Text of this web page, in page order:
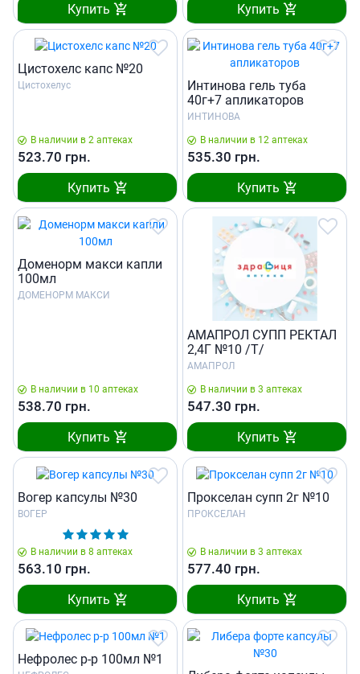
Купить Купить
Цистохелс капс №20
Цистохелус
В наличии в 2 аптеках
523.70 грн.
Купить
Интинова гель туба
40г+7 апликаторов
ИНТИНОВА
В наличии в 12 аптеках
535.30 грн.
Купить
Доменорм макси капли
100мл
ДОМЕНОРМ МАКСИ
В наличии в 10 аптеках
538.70 грн.
Купить
АМАПРОЛ СУПП РЕКТАЛ
2,4Г №10 /T/
АМАПРОЛ
В наличии в 3 аптеках
547.30 грн.
Купить
Вогер капсулы №30
ВОГЕР
В наличии в 8 аптеках
563.10 грн.
Купить
Прокселан супп 2г №10
ПРОКСЕЛАН
В наличии в 3 аптеках
577.40 грн.
Купить
Нефролес р-р 100мл №1